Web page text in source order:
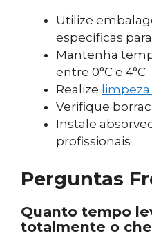
Utilize
específicas
Mantenha
entre 0°C e 4°C
Realize
Verifique
Instale
profissionais
Perguntas
Quanto tempo
totalmente o